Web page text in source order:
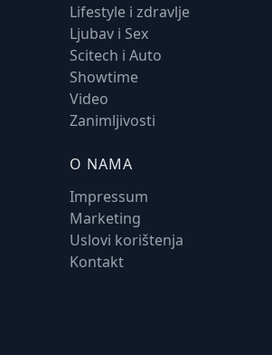
Lifestyle i zdravlje
Ljubav i Sex
Scitech i Auto
Showtime
Video
Zanimljivosti
O NAMA
Impressum
Marketing
Uslovi korištenja
Kontakt